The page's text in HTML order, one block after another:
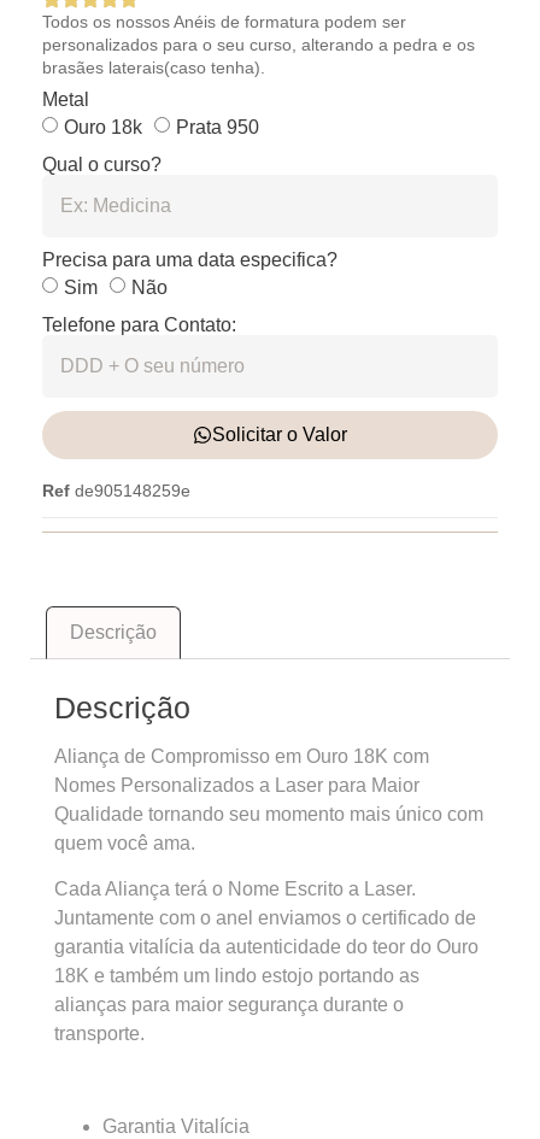
Todos os nossos Anéis de formatura podem ser
personalizados para o seu curso, alterando a pedra e os
brasães laterais(caso tenha).
Metal
Ouro 18k
Prata 950
Qual o curso?
Precisa para uma data especifica?
Sim
Não
Telefone para Contato:
Solicitar o Valor
Ref de905148259e
Descrição
Descrição
Aliança de Compromisso em Ouro 18K com
Nomes Personalizados a Laser para Maior
Qualidade tornando seu momento mais único com
quem você ama.
Cada Aliança terá o Nome Escrito a Laser.
Juntamente com o anel enviamos o certificado de
garantia vitalícia da autenticidade do teor do Ouro
18K e também um lindo estojo portando as
alianças para maior segurança durante o
transporte.
Garantia Vitalícia